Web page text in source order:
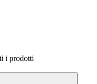
i prodotti